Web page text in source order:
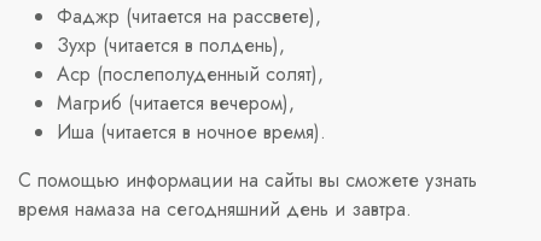
Фаджр (читается на рассвете),
Зухр (читается в полдень),
Аср (послеполуденный солят),
Магриб (читается вечером),
Иша (читается в ночное время).
С помощью информации на сайты вы сможете узнать
время намаза на сегодняшний день и завтра.